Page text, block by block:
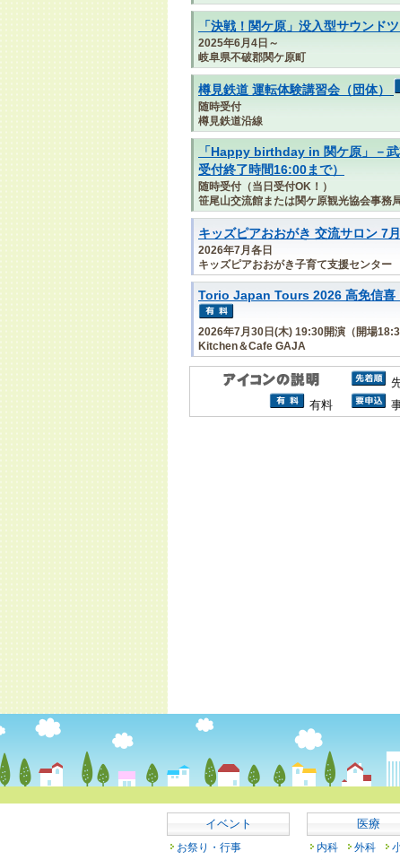
「決戦！関ケ原」没入型サウンド
2025年6月4日～
岐阜県不破郡関ケ原町
樽見鉄道 運転体験講習会（団体）
随時受付
樽見鉄道沿線
「Happy birthday in 関ケ原」－
受付終了時間16:00まで）
随時受付（当日受付OK！）
笹尾山交流館または関ケ原観光協会事務
キッズピアおおがき 交流サロン 7
2026年7月各日
キッズピアおおがき子育て支援センター
Torio Japan Tours 2026 高免信喜
2026年7月30日(木) 19:30開演（開場
Kitchen＆Cafe GAJA
有料
イベント
お祭り・行事
医療
内科 外科